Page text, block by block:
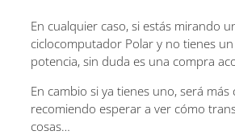
En cualquier caso, si estás mirando
ciclocomputador Polar y no tienes
potencia, sin duda es una compra
En cambio si ya tienes uno, será
recomiendo esperar a ver cómo
cosas…